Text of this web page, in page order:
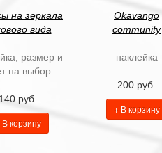
на зеркала
вида
размер и
на выбор
140 руб.
В корзину
Okavango
community
наклейка
200 руб.
+ В корзину